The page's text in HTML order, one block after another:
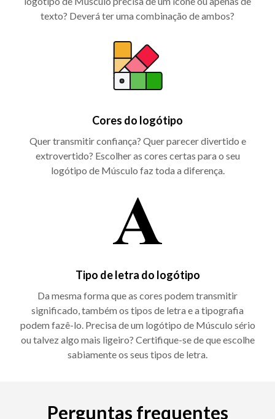
texto? Deverá ter uma combinação de ambos?
Cores do logótipo
Quer transmitir confiança? Quer parecer divertido e
extrovertido? Escolher as cores certas para o seu
logótipo de Músculo faz toda a diferença.
Tipo de letra do logótipo
Da mesma forma que as cores podem transmitir
significado, também os tipos de letra e a tipografia
podem fazê-lo. Precisa de um logótipo de Músculo sério
ou talvez algo mais ligeiro? Certifique-se de que escolhe
sabiamente os seus tipos de letra.
Perguntas frequentes